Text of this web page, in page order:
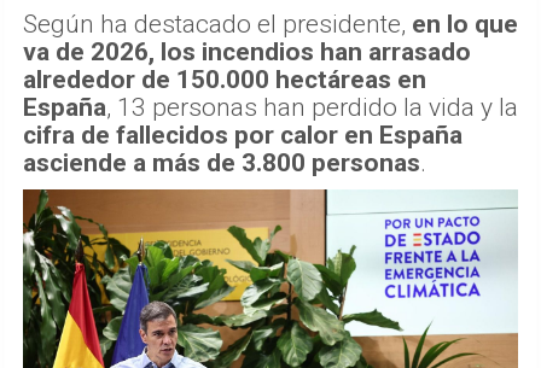
Según ha destacado el presidente, en lo que
va de 2026, los incendios han arrasado
alrededor de 150.000 hectáreas en
España, 13 personas han perdido la vida y la
cifra de fallecidos por calor en España
asciende a más de 3.800 personas.